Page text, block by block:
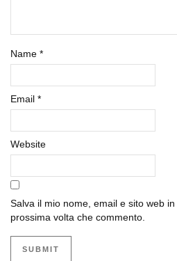
Name *
Email *
Website
Salva il mio nome, email e sito web
prossima volta che commento.